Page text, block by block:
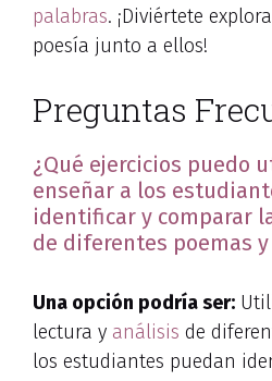
palabras. ¡Diviértete
poesía junto a ellos!
Preguntas
¿Qué ejercicios puedo
enseñar a los
identificar y comparar
de diferentes poemas
Una opción podría ser:
lectura y análisis de
los estudiantes puedan